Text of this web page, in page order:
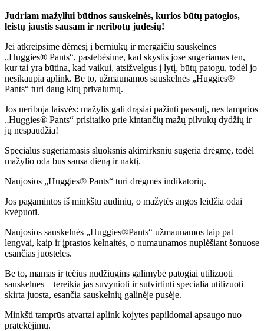
Judriam mažyliui būtinos sauskelnės, kurios būtų patogios,
leistų jaustis sausam ir neribotų judesių!
Jei atkreipsime dėmesį į berniukų ir mergaičių sauskelnes
„Huggies® Pants“, pastebėsime, kad skystis jose sugeriamas ten,
kur tai yra būtina, kad vaikui, atsižvelgus į lytį, būtų patogu, todėl jo
nesikaupia aplink. Be to, užmaunamos sauskelnės „Huggies®
Pants“ turi daug kitų privalumų.
Jos neriboja laisvės: mažylis gali drąsiai pažinti pasaulį, nes tamprios
„Huggies® Pants“ prisitaiko prie kintančių mažų pilvukų dydžių ir
jų nespaudžia!
Specialus sugeriamasis sluoksnis akimirksniu sugeria drėgmę, todėl
mažylio oda bus sausa dieną ir naktį.
Naujosios „Huggies® Pants“ turi drėgmės indikatorių.
Jos pagamintos iš minkštų audinių, o mažytės angos leidžia odai
kvėpuoti.
Naujosios sauskelnės „Huggies®Pants“ užmaunamos taip pat
lengvai, kaip ir įprastos kelnaitės, o numaunamos nuplėšiant šonuose
esančias juosteles.
Be to, mamas ir tėčius nudžiugins galimybė patogiai utilizuoti
sauskelnes – tereikia jas suvynioti ir sutvirtinti specialia utilizuoti
skirta juosta, esančia sauskelnių galinėje pusėje.
Minkšti tamprūs atvartai aplink kojytes papildomai apsaugo nuo
pratekėjimų.